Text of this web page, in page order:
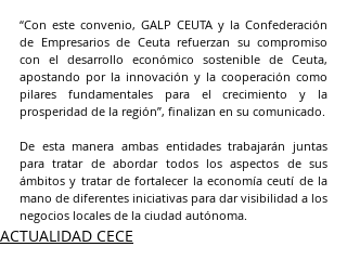
“Con este convenio, GALP CEUTA y la Confederación
de Empresarios de Ceuta refuerzan su compromiso
con el desarrollo económico sostenible de Ceuta,
apostando por la innovación y la cooperación como
pilares fundamentales para el crecimiento y la
prosperidad de la región”, finalizan en su comunicado.
De esta manera ambas entidades trabajarán juntas
para tratar de abordar todos los aspectos de sus
ámbitos y tratar de fortalecer la economía ceutí de la
mano de diferentes iniciativas para dar visibilidad a los
negocios locales de la ciudad autónoma.
ACTUALIDAD CECE